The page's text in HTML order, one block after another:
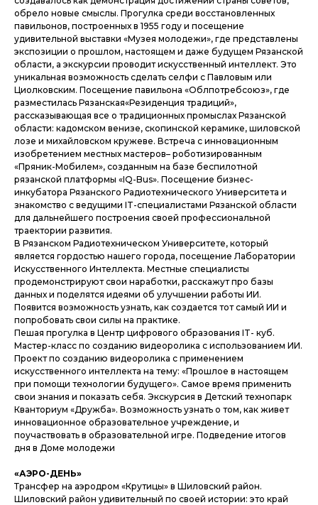
обрело новые смыслы. Прогулка среди восстановленных
павильонов, построенных в 1955 году и посещение
удивительной выставки «Музея молодежи», где представлены
экспозиции о прошлом, настоящем и даже будущем Рязанской
области, а экскурсии проводит искусственный интеллект. Это
уникальная возможность сделать селфи с Павловым или
Циолковским. Посещение павильона «Облпотребсоюз», где
разместилась Рязанская«Резиденция традиций»,
рассказывающая все о традиционных промыслах Рязанской
области: кадомском венизе, скопинской керамике, шиловской
лозе и михайловском кружеве. Встреча с инновационным
изобретением местных мастеров– роботизированным
«Пряник-Мобилем», созданным на базе беспилотной
рязанской платформы «IQ-Bus». Посещение бизнес-
инкубатора Рязанского Радиотехнического Университета и
знакомство с ведущими IT-специалистами Рязанской области
для дальнейшего построения своей профессиональной
траектории развития.
В Рязанском Радиотехническом Университете, который
является гордостью нашего города, посещение Лаборатории
Искусственного Интеллекта. Местные специалисты
продемонстрируют свои наработки, расскажут про базы
данных и поделятся идеями об улучшении работы ИИ.
Появится возможность узнать, как создается тот самый ИИ и
попробовать свои силы на практике.
Пешая прогулка в Центр цифрового образования IT- куб.
Мастер-класс по созданию видеоролика с использованием ИИ.
Проект по созданию видеоролика с применением
искусственного интеллекта на тему: «Прошлое в настоящем
при помощи технологии будущего». Самое время применить
свои знания и показать себя. Экскурсия в Детский технопарк
Кванториум «Дружба». Возможность узнать о том, как живет
инновационное образовательное учреждение, и
поучаствовать в образовательной игре. Подведение итогов
дня в Доме молодежи
«АЭРО-ДЕНЬ»
Трансфер на аэродром «Крутицы» в Шиловский район.
Шиловский район удивительный по своей истории: это край